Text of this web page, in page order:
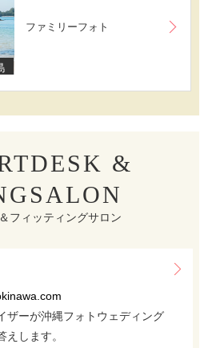
ファミリーフォト
&
フィッティングサロン
ザーが沖縄フォトウェディング
します。